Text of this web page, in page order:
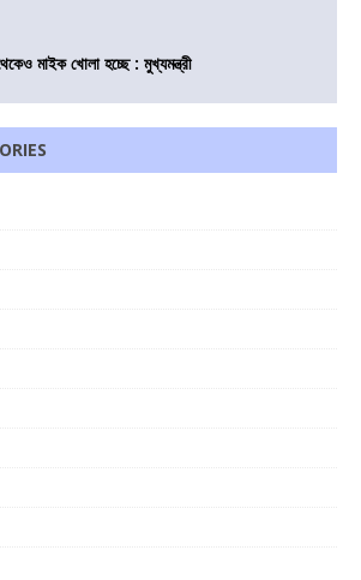
মাইক খোলা হচ্ছে : মুখ্যমন্ত্রী